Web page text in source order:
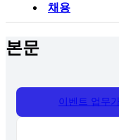
채용
본문
이벤트 업무